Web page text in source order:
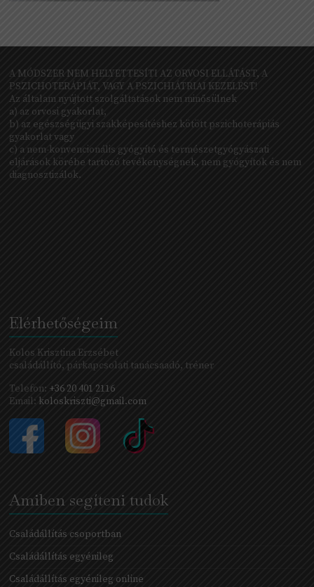
A MÓDSZER NEM HELYETTESÍTI AZ ORVOSI ELLÁTÁST, A
PSZICHOTERÁPIÁT, VAGY A PSZICHIÁTRIAI KEZELÉST!
Az általam nyújtott szolgáltatások nem minősülnek
a) az orvosi gyakorlat,
b) az egészségügyi szakképesítéshez kötött pszichoterápiás
gyakorlat vagy
c) a nem-konvencionális gyógyító és természetgyógyászati
eljárások körébe tartozó tevékenységnek, nem gyógyítok és nem
diagnosztizálok.
Elérhetőségeim
Kolos Krisztina Erzsébet
családállító, párkapcsolati tanácsaadó, tréner
Telefon: +36 20 401 2116
Email: koloskriszti@gmail.com
Amiben segíteni tudok
Családállítás csoportban
Családállítás egyénileg
Családállítás egyénileg online